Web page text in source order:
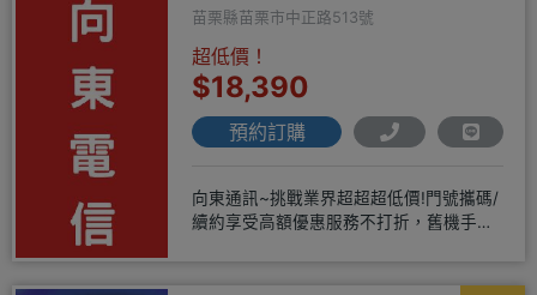
苗栗縣苗栗市中正路513號
超低價！
$18,390
預約訂購
向東通訊~挑戰業界超超超低價!門號攜碼/
續約享受高額優惠服務不打折，舊機手機